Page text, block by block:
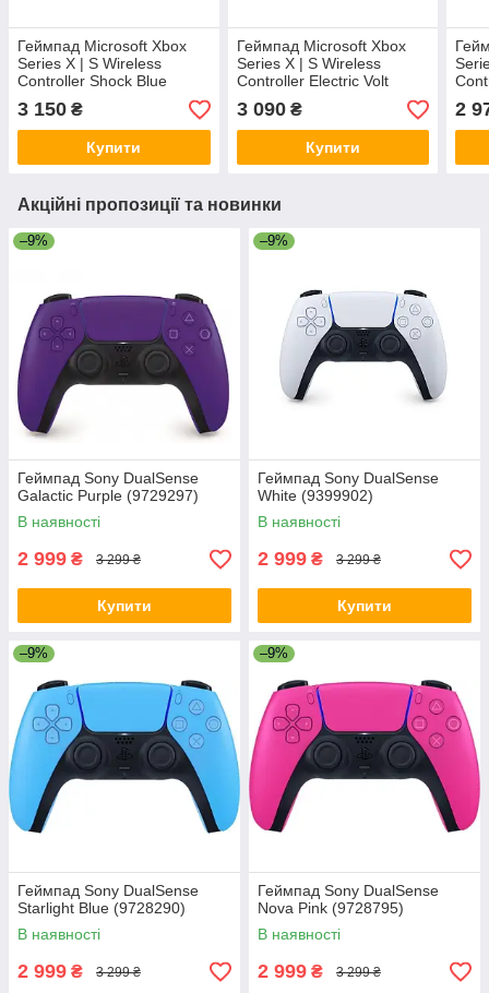
Геймпад Microsoft Xbox
Series X | S Wireless
Controller Shock Blue
(QAU-00002)
3 150 ₴
Купити
Геймпад Microsoft Xbox
Series X | S Wireless
Controller Electric Volt
(QAU-00022)
3 090₴
Купити
2
Акційні пропозиції та новинки
–9%
Геймпад Sony DualSense
Galactic Purple (9729297)
В наявності
2 999 ₴ 3 299 ₴
Купити
–9%
Геймпад Sony DualSense
White (9399902)
В наявності
2 999 ₴ 3 299 ₴
Купити
–9%
Геймпад Sony DualSense
Starlight Blue (9728290)
В наявності
2 999 ₴ 3 299 ₴
–9%
Геймпад Sony DualSense
Nova Pink (9728795)
В наявності
2 999 ₴ 3 299 ₴